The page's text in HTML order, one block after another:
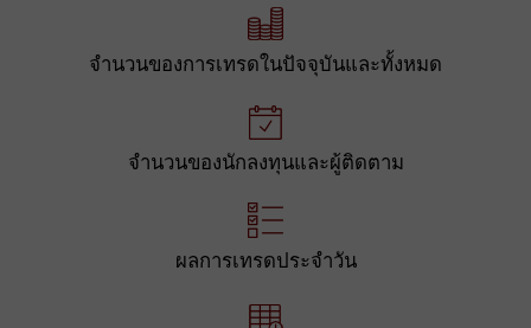
จำนวนของการเทรดในปัจจุบันและทั้งหมด
จำนวนของนักลงทุนและผู้ติดตาม
ผลการเทรดประจำวัน